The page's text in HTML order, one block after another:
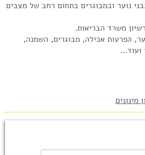
נוער ובמבוגרים בתחום רחב של מצבים
הפרעות אכילה, מבוגרים, השמנה,
ועוד…